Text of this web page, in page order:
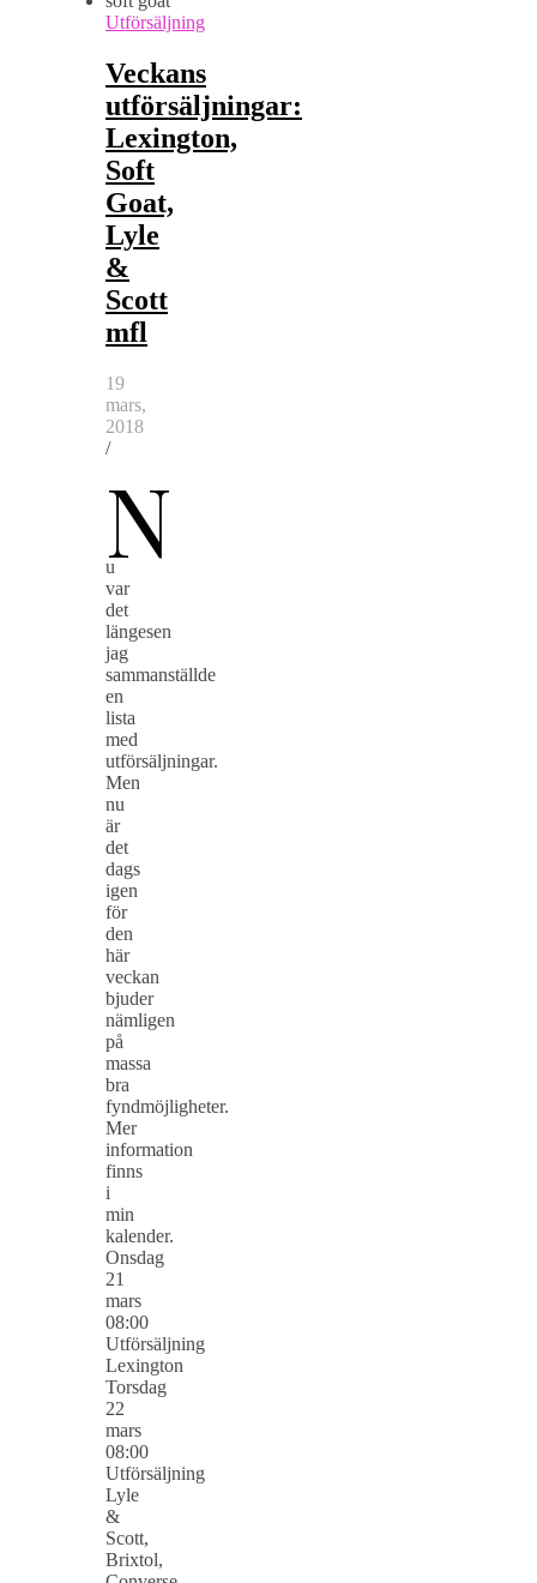
Utförsäljning
Veckans
utförsäljningar:
Lexington,
Soft
Goat,
Lyle
&
Scott
mfl
19
mars,
2018
/
N
u
var
det
längesen
jag
sammanställde
en
lista
med
utförsäljningar.
Men
nu
är
det
dags
igen
för
den
här
veckan
bjuder
nämligen
på
massa
bra
fyndmöjligheter.
Mer
information
finns
i
min
kalender.
Onsdag
21
mars
08:00
Utförsäljning
Lexington
Torsdag
22
mars
08:00
Utförsäljning
Lyle
&
Scott,
Brixtol,